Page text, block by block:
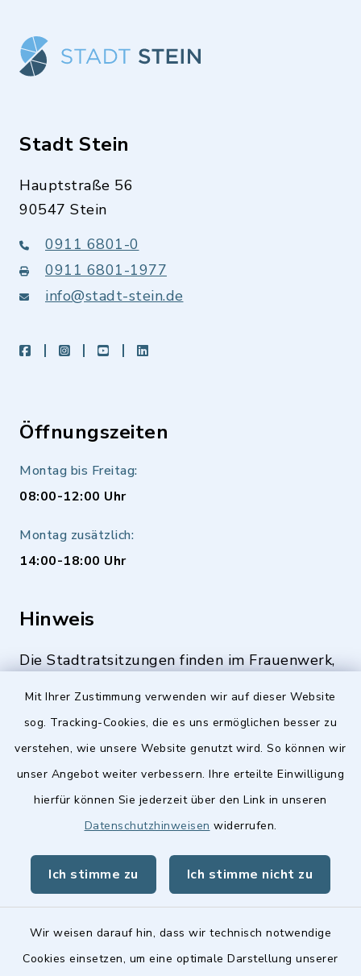
Mit Ihrer Zustimmung verwenden wir auf dieser Website
sog. Tracking-Cookies, die es uns ermöglichen besser zu
verstehen, wie unsere Website genutzt wird. So können wir
unser Angebot weiter verbessern. Ihre erteilte Einwilligung
hierfür können Sie jederzeit über den Link in unseren
Datenschutzhinweisen widerrufen.
Ich stimme zu Ich stimme nicht zu
Wir weisen darauf hin, dass wir technisch notwendige
Cookies einsetzen, um eine optimale Darstellung unserer
Stadt Stein
Hauptstraße 56
90547 Stein
0911 6801-0
0911 6801-1977
info@stadt-stein.de
facebookinstagramyoutubeLinkedIn
Öffnungszeiten
Montag bis Freitag:
08:00-12:00 Uhr
Montag zusätzlich:
14:00-18:00 Uhr
Hinweis
Die Stadtratsitzungen finden im Frauenwerk,
Quicklinks
Stellenangebote
Landkreis Fürth